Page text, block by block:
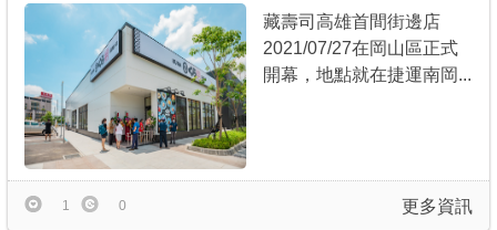
藏壽司高雄首間街邊店
2021/07/27在岡山區正式
開幕，地點就在捷運南岡...
更多資訊
1 0